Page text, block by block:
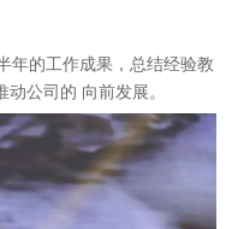
年的工作成果，总结经验教
动公司的 向前发展。